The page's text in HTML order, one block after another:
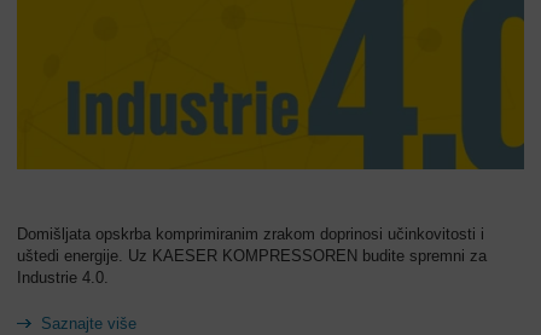
Domišljata opskrba komprimiranim zrakom doprinosi učinkovitosti i
uštedi energije. Uz KAESER KOMPRESSOREN budite spremni za
Industrie 4.0.
Saznajte više